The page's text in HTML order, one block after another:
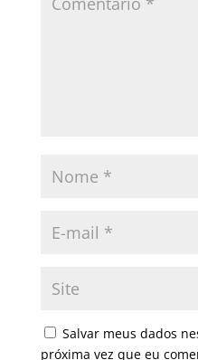
Salvar meus dados
próxima vez que eu